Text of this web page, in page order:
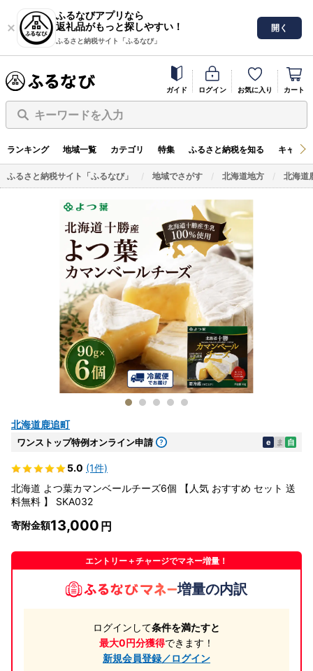
ふるなびアプリなら
返礼品がもっと探しやすい！
ふるさと納税サイト「ふるなび」
開く
ガイド ログイン お気に入り カート
キーワードを入力
ランキング 地域一覧 カテゴリ 特集 ふるさと納税を知る キャン
ふるさと納税サイト「ふるなび」 地域でさがす 北海道地方 北海道
北海道鹿追町
ワンストップ特例オンライン申請 e ま 自
5.0 (1件)
北海道 よつ葉カマンベールチーズ6個 【人気 おすすめ セット 送
料無料 】 SKA032
寄附金額13,000
エントリー＋チャージでマネー増量！
増量の内訳
ログインして条件を満たすと
最大0円分獲得できます！
新規会員登録／ログイン